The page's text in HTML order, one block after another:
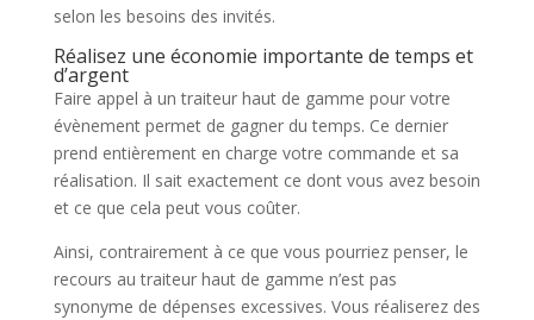
selon les besoins des invités.
Réalisez une économie importante de temps et
d’argent
Faire appel à un traiteur haut de gamme pour votre
évènement permet de gagner du temps. Ce dernier
prend entièrement en charge votre commande et sa
réalisation. Il sait exactement ce dont vous avez besoin
et ce que cela peut vous coûter.
Ainsi, contrairement à ce que vous pourriez penser, le
recours au traiteur haut de gamme n’est pas
synonyme de dépenses excessives. Vous réaliserez des